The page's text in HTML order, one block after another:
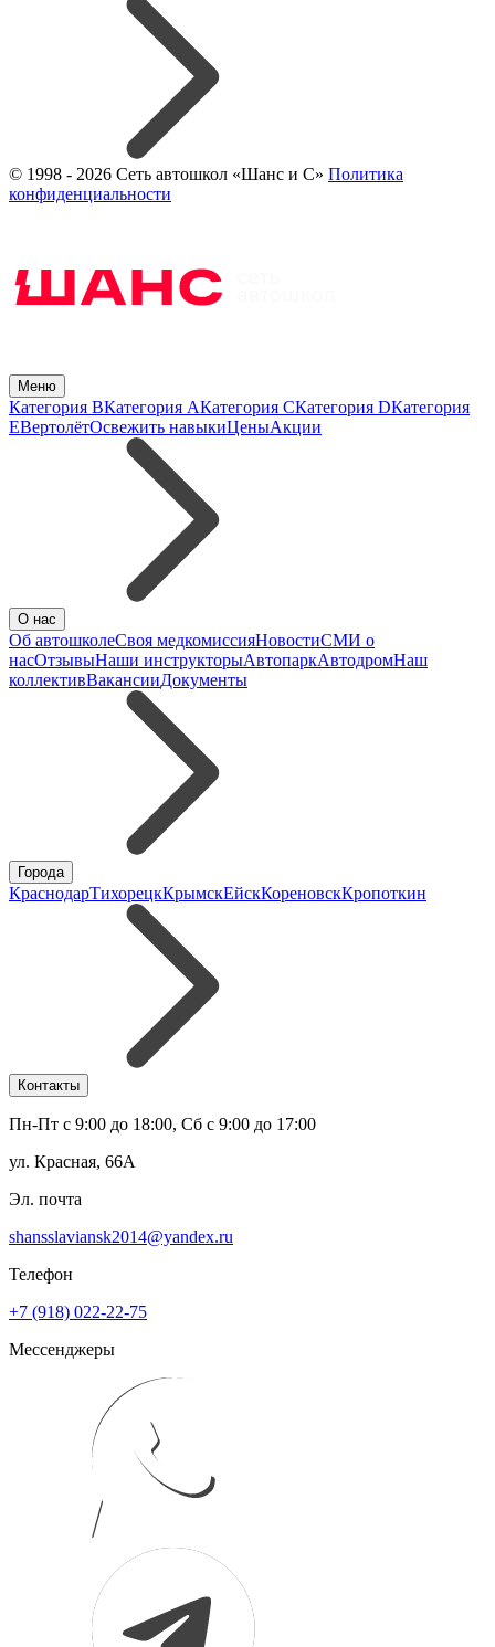
© 1998 - 2026 Сеть автошкол «Шанс и С» Политика
конфиденциальности
Меню
Категория BКатегория AКатегория CКатегория DКатегория
EВертолётОсвежить навыкиЦеныАкции
О нас
Об автошколеСвоя медкомиссияНовостиСМИ о
насОтзывыНаши инструкторыАвтопаркАвтодромНаш
коллективВакансииДокументы
Города
КраснодарТихорецкКрымскЕйскКореновскКропоткин
Контакты
Пн-Пт с 9:00 до 18:00, Сб с 9:00 до 17:00
ул. Красная, 66А
Эл. почта
shansslaviansk2014@yandex.ru
Телефон
+7 (918) 022-22-75
Мессенджеры